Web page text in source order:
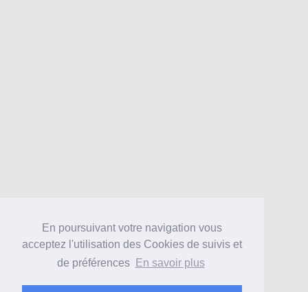
En poursuivant votre navigation vous
acceptez l'utilisation des Cookies de suivis et
de préférences
En savoir plus